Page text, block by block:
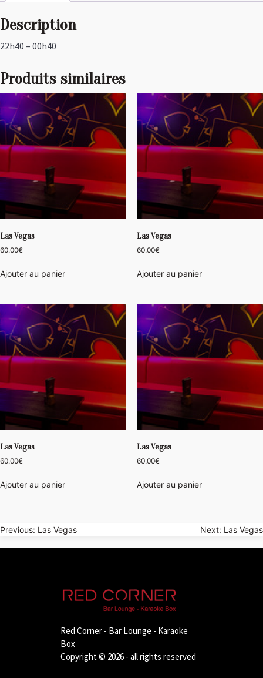
Description
22h40 – 00h40
Produits similaires
Las Vegas
60.00€
Ajouter au panier
Las Vegas
60.00€
Ajouter au panier
Las Vegas
60.00€
Ajouter au panier
Las Vegas
60.00€
Ajouter au panier
Navigation
de
Previous: Las Vegas Next: Las Vegas
Red Corner - Bar Lounge - Karaoke
Box
Copyright © 2026 - all rights reserved